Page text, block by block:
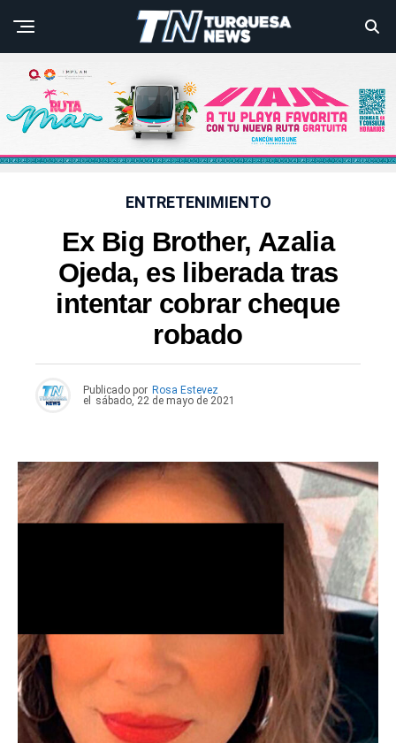
ENTRETENIMIENTO
Ex Big Brother, Azalia
Ojeda, es liberada tras
intentar cobrar cheque
robado
Publicado por Rosa Estevez
el
sábado, 22 de mayo de 2021